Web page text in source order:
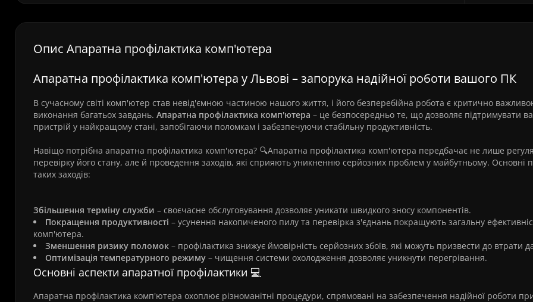
Опис Апаратна профілактика комп'ютера
Апаратна профілактика комп'ютера у Львові – запорука надійної роботи вашого ПК
В сучасному світі комп'ютер став невід'ємною частиною нашого життя, і його безперебійна робота є критично
виконання багатьох завдань. Апаратна профілактика комп'ютера – це безпосередньо те, що дозволяє підтримувати
пристрій у найкращому стані, запобігаючи поломкам і забезпечуючи стабільну продуктивність.
Навіщо потрібна апаратна профілактика комп'ютера? 🔍Апаратна профілактика комп'ютера передбачає не лише
перевірку його стану, але й проведення заходів, які сприяють уникненню серйозних проблем у майбутньому. Основні
таких заходів:
Збільшення терміну служби – своєчасне обслуговування дозволяє уникати швидкого зносу компонентів.
Покращення продуктивності – усунення накопиченого пилу та перевірка з'єднань покращують загальну
комп'ютера.
Зменшення ризику поломок – профілактика знижує ймовірність серйозних збоїв, які можуть призвести до втрати
Оптимізація температурного режиму – чищення системи охолодження дозволяє уникнути перегрівання.
Основні аспекти апаратної профілактики 💻
Апаратна профілактика комп'ютера охоплює різноманітні процедури, спрямовані на забезпечення надійної роботи